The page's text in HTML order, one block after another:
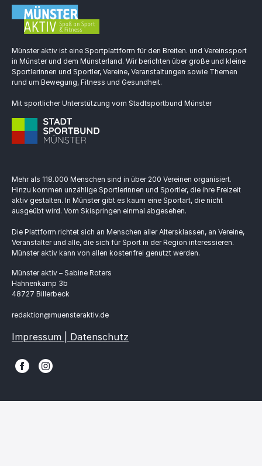
Münster aktiv ist eine Sportplattform für den Breiten. und Vereinssport
in Münster und dem Münsterland. Wir berichten über große und kleine
Sportlerinnen und Sportler, Vereine, Veranstaltungen sowie Themen
rund um Bewegung, Fitness und Gesundheit.
Mit sportlicher Unterstützung vom Stadtsportbund Münster
Mehr als 118.000 Menschen sind in über 200 Vereinen organisiert.
Hinzu kommen unzählige Sportlerinnen und Sportler, die ihre Freizeit
aktiv gestalten. In Münster gibt es kaum eine Sportart, die nicht
ausgeübt wird. Vom Skispringen einmal abgesehen.
Die Plattform richtet sich an Menschen aller Altersklassen, an Vereine,
Veranstalter und alle, die sich für Sport in der Region interessieren.
Münster aktiv kann von allen kostenfrei genutzt werden.
Münster aktiv – Sabine Roters
Hahnenkamp 3b
48727 Billerbeck
redaktion@muensteraktiv.de
Impressum | Datenschutz